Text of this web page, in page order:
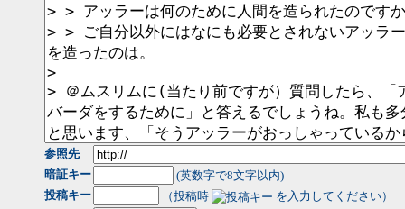
参照先
暗証キー
(英数字で8文字以内)
投稿キー
（投稿時
を入力してください）